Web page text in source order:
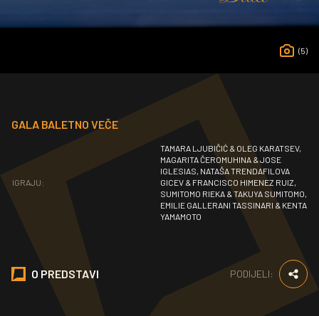
(5)
O PREDSTAVI PODIJELI:
GALA BALETNO VEČE
IGRAJU:
TAMARA LJUBIČIĆ & OLEG KARATSEV,
MAGARITA ČEROMUHINA & JOSE
IGLESIAS, NATAŠA TRENDAFILOVA
GICEV & FRANCISCO HIMENEZ RUIZ,
SUMITOMO RIEKA & TAKUYA SUMITOMO,
EMILIE GALLERANI TASSINARI & KENTA
YAMAMOTO